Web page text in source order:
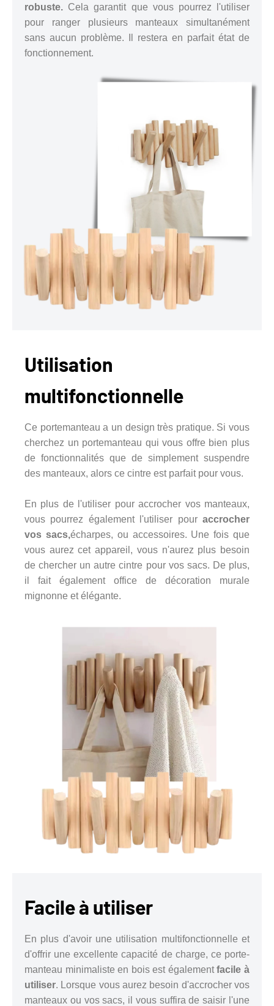
robuste. Cela garantit que vous pourrez l'utiliser
pour ranger plusieurs manteaux simultanément
sans aucun problème. Il restera en parfait état de
fonctionnement.
Utilisation
multifonctionnelle
Ce portemanteau a un design très pratique. Si vous
cherchez un portemanteau qui vous offre bien plus
de fonctionnalités que de simplement suspendre
des manteaux, alors ce cintre est parfait pour vous.
En plus de l'utiliser pour accrocher vos manteaux,
vous pourrez également l'utiliser pour accrocher
vos sacs,écharpes, ou accessoires. Une fois que
vous aurez cet appareil, vous n'aurez plus besoin
de chercher un autre cintre pour vos sacs. De plus,
il fait également office de décoration murale
mignonne et élégante.
Facile à utiliser
En plus d'avoir une utilisation multifonctionnelle et
d'offrir une excellente capacité de charge, ce porte-
manteau minimaliste en bois est égalementfacile à
utiliser. Lorsque vous aurez besoin d'accrocher vos
manteaux ou vos sacs, il vous suffira de saisir l'une